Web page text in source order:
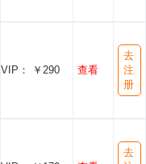
VIP： ￥290 查看
去
注
册
去